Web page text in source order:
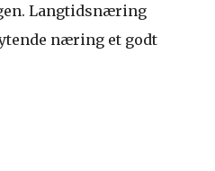
Langtidsnæring
næring et godt